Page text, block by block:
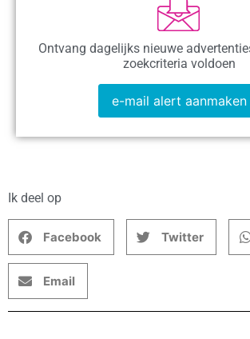
Ontvang dagelijks nieuwe
zoekcriteria voldoen
e-mail alert aanmaken
Ik deel op
Facebook Twitter
Email